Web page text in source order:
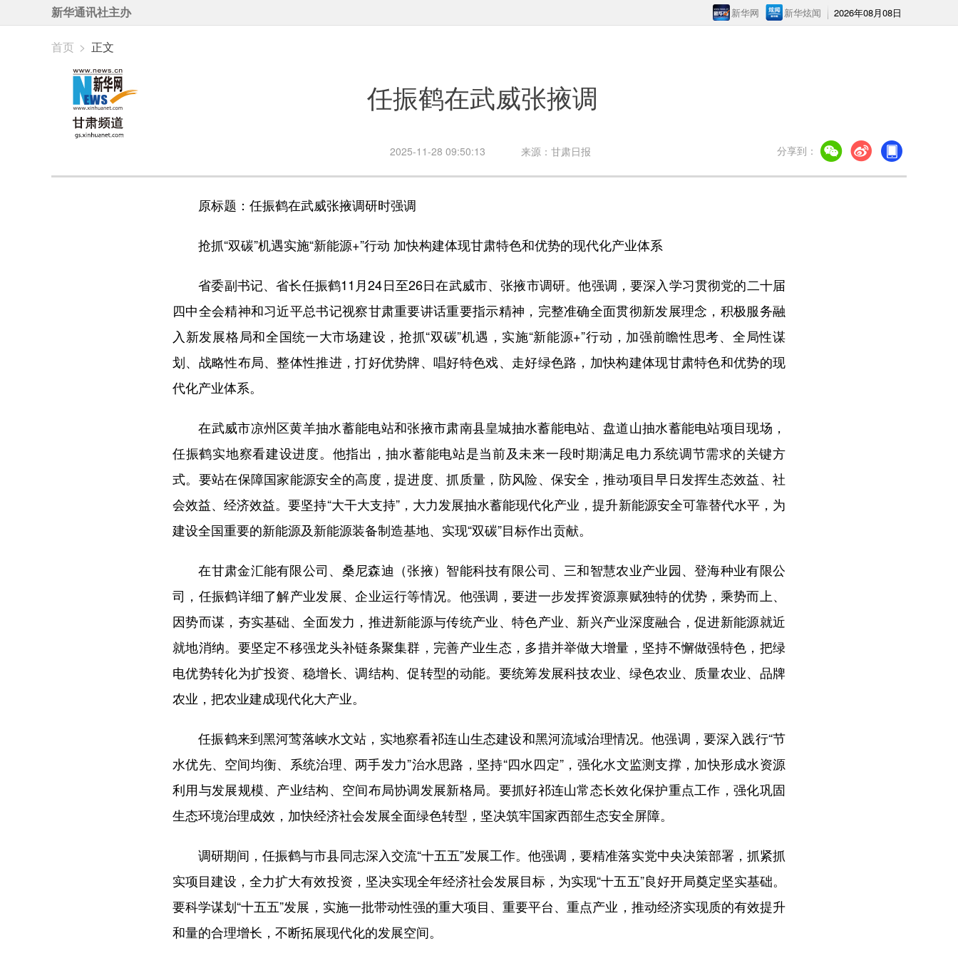
新华通讯社主办 2026年08月08日
新华炫闻
新华网
首页 > 正文
任振鹤在武威张掖调
2025-11-28 09:50:13 来源：甘肃日报 分享到：
原标题：任振鹤在武威张掖调研时强调
抢抓“双碳”机遇实施“新能源+”行动 加快构建体现甘肃特色和优势的现代化产业体系
省委副书记、省长任振鹤11月24日至26日在武威市、张掖市调研。他强调，要深入学习贯彻党的二十届
四中全会精神和习近平总书记视察甘肃重要讲话重要指示精神，完整准确全面贯彻新发展理念，积极服务融
入新发展格局和全国统一大市场建设，抢抓“双碳”机遇，实施“新能源+”行动，加强前瞻性思考、全局性谋
划、战略性布局、整体性推进，打好优势牌、唱好特色戏、走好绿色路，加快构建体现甘肃特色和优势的现
代化产业体系。
在武威市凉州区黄羊抽水蓄能电站和张掖市肃南县皇城抽水蓄能电站、盘道山抽水蓄能电站项目现场，
任振鹤实地察看建设进度。他指出，抽水蓄能电站是当前及未来一段时期满足电力系统调节需求的关键方
式。要站在保障国家能源安全的高度，提进度、抓质量，防风险、保安全，推动项目早日发挥生态效益、社
会效益、经济效益。要坚持“大干大支持”，大力发展抽水蓄能现代化产业，提升新能源安全可靠替代水平，为
建设全国重要的新能源及新能源装备制造基地、实现“双碳”目标作出贡献。
在甘肃金汇能有限公司、桑尼森迪（张掖）智能科技有限公司、三和智慧农业产业园、登海种业有限公
司，任振鹤详细了解产业发展、企业运行等情况。他强调，要进一步发挥资源禀赋独特的优势，乘势而上、
因势而谋，夯实基础、全面发力，推进新能源与传统产业、特色产业、新兴产业深度融合，促进新能源就近
就地消纳。要坚定不移强龙头补链条聚集群，完善产业生态，多措并举做大增量，坚持不懈做强特色，把绿
电优势转化为扩投资、稳增长、调结构、促转型的动能。要统筹发展科技农业、绿色农业、质量农业、品牌
农业，把农业建成现代化大产业。
任振鹤来到黑河莺落峡水文站，实地察看祁连山生态建设和黑河流域治理情况。他强调，要深入践行“节
水优先、空间均衡、系统治理、两手发力”治水思路，坚持“四水四定”，强化水文监测支撑，加快形成水资源
利用与发展规模、产业结构、空间布局协调发展新格局。要抓好祁连山常态长效化保护重点工作，强化巩固
生态环境治理成效，加快经济社会发展全面绿色转型，坚决筑牢国家西部生态安全屏障。
调研期间，任振鹤与市县同志深入交流“十五五”发展工作。他强调，要精准落实党中央决策部署，抓紧抓
实项目建设，全力扩大有效投资，坚决实现全年经济社会发展目标，为实现“十五五”良好开局奠定坚实基础。
要科学谋划“十五五”发展，实施一批带动性强的重大项目、重要平台、重点产业，推动经济实现质的有效提升
和量的合理增长，不断拓展现代化的发展空间。